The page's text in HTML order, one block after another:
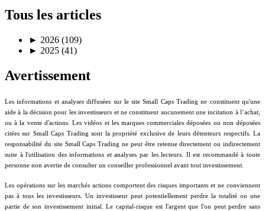
Tous les articles
► 2026 (109)
► 2025 (41)
Avertissement
Les informations et analyses diffusées sur le site Small Caps Trading ne constituent qu'une
aide à la décision pour les investisseurs et ne constituent aucunement une incitation à l’achat,
ou à la vente d'actions. Les vidéos et les marques commerciales déposées ou non déposées
citées sur Small Caps Trading sont la propriété exclusive de leurs détenteurs respectifs. La
responsabilité du site Small Caps Trading ne peut être retenue directement ou indirectement
suite à l'utilisation des informations et analyses par les lecteurs. Il est recommandé à toute
personne non avertie de consulter un conseiller professionnel avant tout investissement.
Les opérations sur les marchés actions comportent des risques importants et ne conviennent
pas à tous les investisseurs. Un investisseur peut potentiellement perdre la totalité ou une
partie de son investissement initial. Le capital-risque est l'argent que l'on peut perdre sans